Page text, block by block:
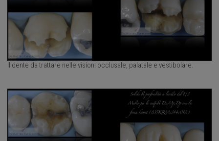
Il dente da trattare nelle visioni occlusale, palatale e vestibolare.